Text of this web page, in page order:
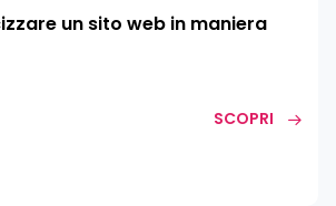
un sito web in maniera
SCOPRI